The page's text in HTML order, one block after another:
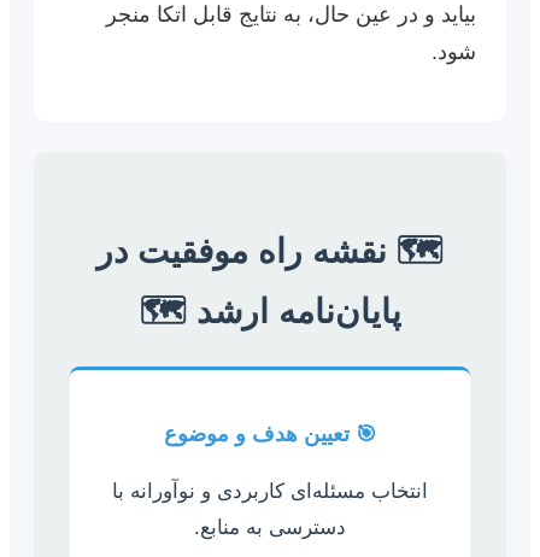
بیاید و در عین حال، به نتایج قابل اتکا منجر
شود.
🗺️ نقشه راه موفقیت در
پایان‌نامه ارشد 🗺️
🎯 تعیین هدف و موضوع
انتخاب مسئله‌ای کاربردی و نوآورانه با
دسترسی به منابع.